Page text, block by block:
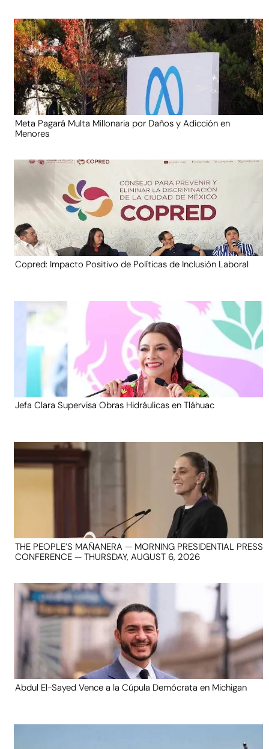
Meta Pagará Multa Millonaria por Daños y Adicción en
Menores
Copred: Impacto Positivo de Políticas de Inclusión Laboral
Jefa Clara Supervisa Obras Hidráulicas en Tláhuac
THE PEOPLE’S MAÑANERA — MORNING PRESIDENTIAL PRESS
CONFERENCE — THURSDAY, AUGUST 6, 2026
Abdul El-Sayed Vence a la Cúpula Demócrata en Michigan